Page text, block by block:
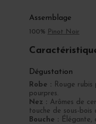
Assemblage
100% Pinot Noir
Dégustation
Robe : Rouge
pourpres.
Nez : Arômes de
touche de sous-bois
Bouche : Élégante,